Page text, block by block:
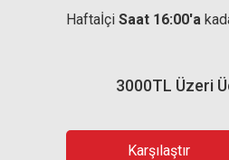
Haftaİçi Saat 16:00'a
3000TL Üzeri
Karşılaştır